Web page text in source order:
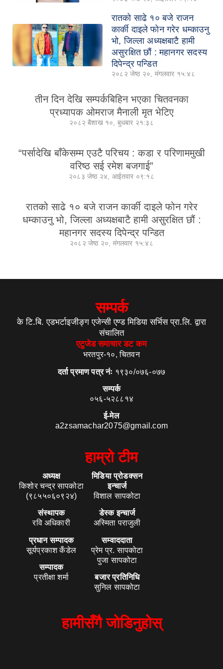
रातको साढे १० बजे राजन
कार्की दाइले फोन गरेर धम्काउनु
भो, जिल्ला अध्यक्षबाटै हामी
असुरक्षित छौं : महानगर सदस्य
दिपेन्द्र पन्डित
२०८२ जेष्ठ २०, मंगलवार १५:४८
तीन दिन देखि सम्पर्कबिहिन भएका चितवनका
प्रध्यापक ओमराज मैनाली मृत भेटिए
२०८२ बैशाख १०, बुधबार २१:३८
“पर्सादेखि बाँकेसम्म एउटै परिचय : कडा र परिणाममुखी
वरिष्ठ सई रमेश बजगाई”
२०८३ जेष्ठ २४, आईतवार ०९:१८
रातको साढे १० बजे राजन कार्की दाइले फोन गरेर
धम्काउनु भो, जिल्ला अध्यक्षबाटै हामी असुरक्षित छौं :
महानगर सदस्य दिपेन्द्र पन्डित
२०८२ जेष्ठ २०, मंगलवार १५:४८
सम्पर्क
के टि.बि. एडभर्टाइजीङ्ग एजेन्सी एण्ड मिडिया सर्भिस प्रा.लि. द्वारा
संचालित
एटुजेड समाचार डट कम
भरतपुर-१०, चितवन
दर्ता प्रमाण पत्र नंः १९३०/०७६-०७७
सम्पर्क
०५६-५२८८१४
ई-मेल
a2zsamachar2075@gmail.com
हाम्रो टीम
अध्यक्ष
किशोर चन्द्र सापकोटा
(९८५५०६०९२४)
संस्थापक
रवि अधिकारी
प्रधान सम्पादक
सूर्यप्रकाश कँडेल
सम्पादक
प्रतीक्षा शर्मा
मिडिया प्रोडक्सन
इन्चार्ज
विशाल सापकोटा
डेस्क इन्चार्ज
अस्मिता पराजुली
सम्वाददाता
प्रेम प्र. सापकोटा
पुजा सापकोटा
बजार प्रतिनिधि
सुनिल सापकोटा
हामीसँगै जोडिनुहोस्